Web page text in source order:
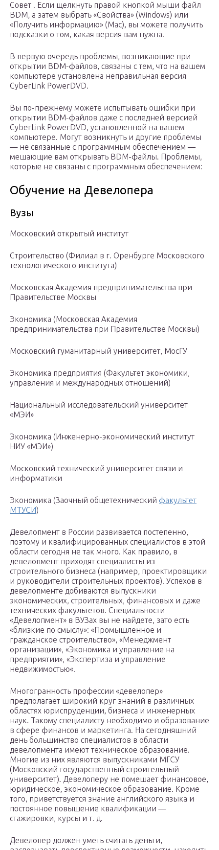
Совет . Если щелкнуть правой кнопкой мыши файл
BDM, а затем выбрать «Свойства» (Windows) или
«Получить информацию» (Mac), вы можете получить
подсказки о том, какая версия вам нужна.
В первую очередь проблемы, возникающие при
открытии BDM-файлов, связаны с тем, что на вашем
компьютере установлена неправильная версия
CyberLink PowerDVD.
Вы по-прежнему можете испытывать ошибки при
открытии BDM-файлов даже с последней версией
CyberLink PowerDVD, установленной на вашем
компьютере. Могут возникнуть и другие проблемы
— не связанные с программным обеспечением —
мешающие вам открывать BDM-файлы. Проблемы,
которые не связаны с программным обеспечением:
Обучение на Девелопера
Вузы
Московский открытый институт
Строительство (Филиал в г. Оренбурге Московского
технологического института)
Московская Академия предпринимательства при
Правительстве Москвы
Экономика (Московская Академия
предпринимательства при Правительстве Москвы)
Московский гуманитарный университет, МосГУ
Экономика предприятия (Факультет экономики,
управления и международных отношений)
Национальный исследовательский университет
«МЭИ»
Экономика (Инженерно-экономический институт
НИУ «МЭИ»)
Московский технический университет связи и
информатики
Экономика (Заочный общетехнический факультет
МТУСИ)
Девелопмент в России развивается постепенно,
поэтому и квалифицированных специалистов в этой
области сегодня не так много. Как правило, в
девелопмент приходят специалисты из
строительного бизнеса (например, проектировщики
и руководители строительных проектов). Успехов в
девелопменте добиваются выпускники
экономических, строительных, финансовых и даже
технических факультетов. Специальности
«Девелопмент» в ВУЗах вы не найдете, зато есть
«близкие по смыслу»: «Промышленное и
гражданское строительство», «Менеджмент
организации», «Экономика и управление на
предприятии», «Экспертиза и управление
недвижимостью«.
Многогранность профессии «девелопер»
предполагает широкий круг знаний в различных
областях юриспруденции, бизнеса и инженерных
наук. Такому специалисту необходимо и образование
в сфере финансов и маркетинга. На сегодняшний
день большинство специалистов в области
девелопмента имеют техническое образование.
Многие из них являются выпускниками МГСУ
(Московский государственный строительный
университет). Девелоперу не помешает финансовое,
юридическое, экономическое образование. Кроме
того, приветствуется знание английского языка и
постоянное повышение квалификации —
стажировки, курсы и т. д.
Девелопер должен уметь считать деньги,